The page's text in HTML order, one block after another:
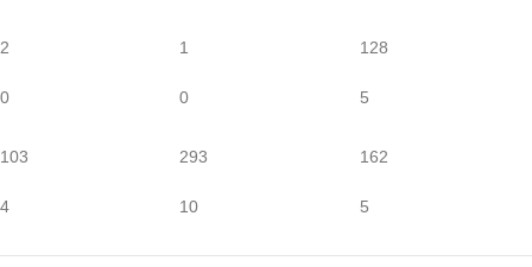
2
0
1
0
128
5
103
4
293
10
162
5